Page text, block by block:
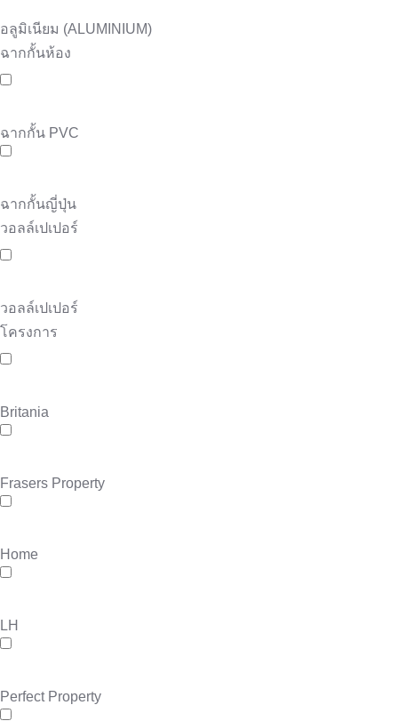
อลูมิเนียม (ALUMINIUM)
ฉากกั้นห้อง
ฉากกั้น PVC
ฉากกั้นญี่ปุ่น
วอลล์เปเปอร์
วอลล์เปเปอร์
โครงการ
Britania
Frasers Property
Home
LH
Perfect Property